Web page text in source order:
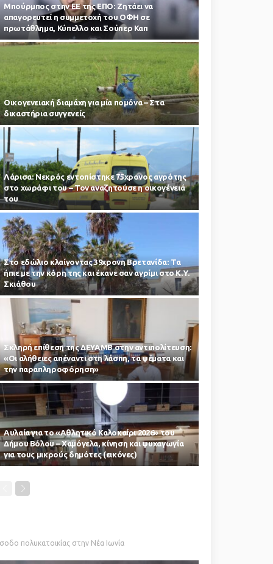
Μπούρμπος στην ΕΕ της ΕΠΟ: Ζητάει να
απαγορευτεί η συμμετοχή του ΟΦΗ σε
πρωτάθλημα, Κύπελλο και Σούπερ Καπ
Οικογενειακή διαμάχη για μία πομόνα – Στα
δικαστήρια συγγενείς
Λάρισα: Νεκρός εντοπίστηκε 75χρονος αγρότης
στο χωράφι του – Toν αναζητούσε η οικογένειά
του
Στο εδώλιο κλαίγοντας 39χρονη Βρετανίδα: Τα
ήπιε με την κόρη της και έκανε σαν αγρίμι στο Κ.Υ.
Σκιάθου
Σκληρή επίθεση της ΔΕΥΑΜΒ στην αντιπολίτευση:
«Οι αλήθειες απέναντι στη λάσπη, τα ψέματα και
την παραπληροφόρηση»
Αυλαία για το «Αθλητικό Καλοκαίρι 2026» του
Δήμου Βόλου – Χαμόγελα, κίνηση και ψυχαγωγία
για τους μικρούς δημότες (εικόνες)
πολυκατοικίας στην Νέα Ιωνία